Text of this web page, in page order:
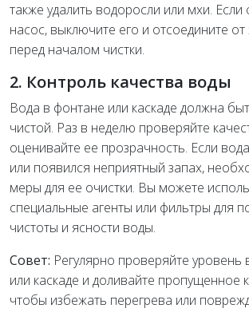
также удалить водоросли или мхи.
насос, выключите его и отсоедините от
перед началом чистки.
2. Контроль качества воды
Вода в фонтане или каскаде должна
чистой. Раз в неделю проверяйте
оценивайте ее прозрачность. Если
или появился неприятный запах,
меры для ее очистки. Вы можете
специальные агенты или фильтры для
чистоты и ясности воды.
Совет: Регулярно проверяйте
или каскаде и доливайте пропущенное
чтобы избежать перегрева или